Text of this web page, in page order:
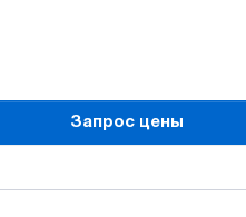
Запрос цены